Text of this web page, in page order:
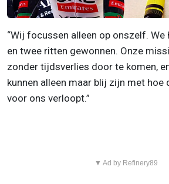
“Wij focussen alleen op onszelf. We
en twee ritten gewonnen. Onze
zonder tijdsverlies door te komen,
kunnen alleen maar blij zijn met hoe
voor ons verloopt.”
▼ Ad by Refinery89